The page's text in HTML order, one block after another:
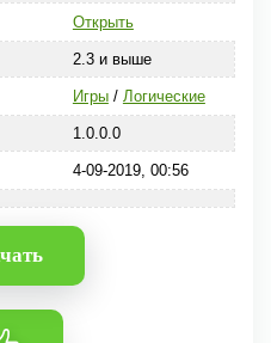
Открыть
2.3 и выше
Игры/ Логические
1.0.0.0
4-09-2019, 00:56